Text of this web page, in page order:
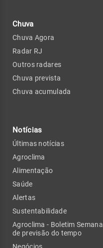
Chuva
Chuva Agora
Radar RJ
Outros radares
Chuva prevista
Chuva acumulada
Notícias
Últimas notícias
Agroclima
Alimentação
Saúde
Alertas
Sustentabilidade
Agroclima - Boletim Semanal
de previsão do tempo